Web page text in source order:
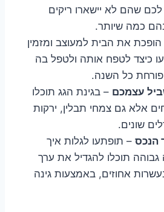
שהם לא יישארו ריקים
כמה שיותר.
הופכת את הבית למעוצב ומזמין
כיצד לטפח אותה ולטפל בה
פורחת כל השנה.
עצמכם – בגינת הגג תוכלו
אלא גם צמחי תבלין, ירקות
שונים.
הנכס – תופתעו לגלות איך
תוכלו להגדיל את ערך
אחוזים, באמצעות גינה